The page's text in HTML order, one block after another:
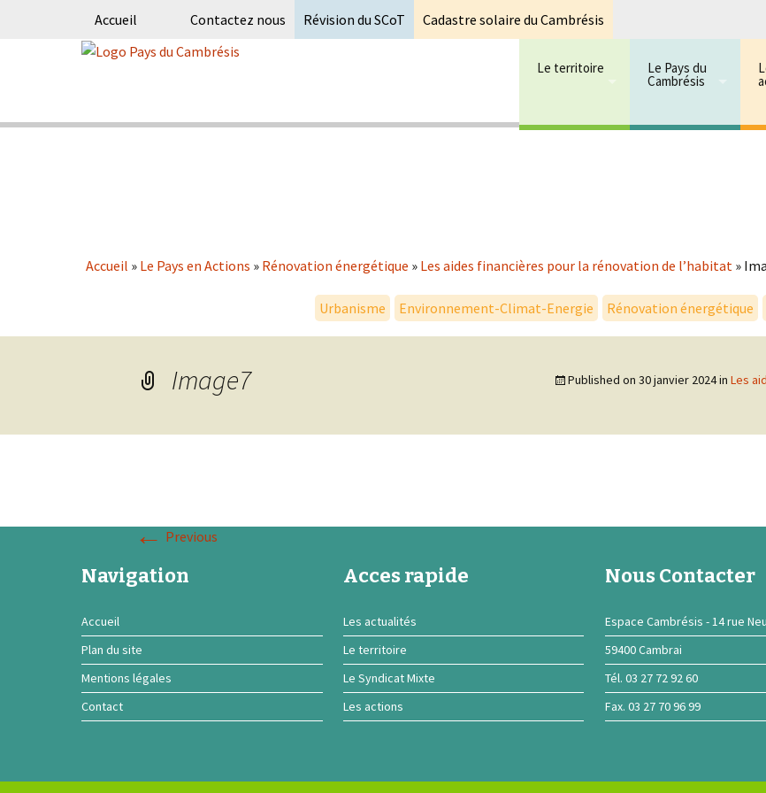
Accueil Contactez nous Révision du SCoT Cadastre solaire du Cambrésis
Le territoire Le Pays du
Cambrésis
Accueil » Le Pays en Actions » Rénovation énergétique » Les aides financières pour la rénovation de l’habitat »
Urbanisme Environnement-Climat-Energie Rénovation énergétique
Image7 Published on 30 janvier 2024in Les
← Previous
Navigation
Accueil
Plan du site
Mentions légales
Contact
Acces rapide
Les actualités
Le territoire
Le Syndicat Mixte
Les actions
Nous Contacter
Espace Cambrésis - 14 rue
59400 Cambrai
Tél. 03 27 72 92 60
Fax. 03 27 70 96 99